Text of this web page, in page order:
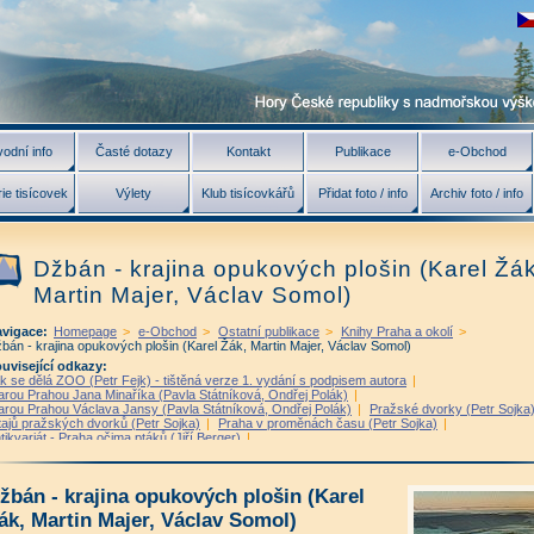
info Časté dotazy Kontakt Publikace e-Obchod
tisícovek Výlety Klub tisícovkářů Přidat foto / info Archiv foto / info
Džbán - krajina opukových plošin (Karel
Martin Majer, Václav Somol)
Homepage > e-Obchod > Ostatní publikace > Knihy Praha a okolí >
- krajina opukových plošin (Karel Žák, Martin Majer, Václav Somol)
odkazy:
se dělá ZOO (Petr Fejk) - tištěná verze 1. vydání s podpisem autora |
Prahou Jana Minaříka (Pavla Státníková, Ondřej Polák) |
Prahou Václava Jansy (Pavla Státníková, Ondřej Polák) | Pražské dvorky (Petr Sojka)
pražských dvorků (Petr Sojka) | Praha v proměnách času (Petr Sojka) |
- Praha očima ptáků (Jiří Berger) |
pražského ghetta (Josef Veselý, Dan Hrubý)|
(Martina Koukalová, Milan Kudyn, Eva Novotná)|Velká Praha Drobnovhledy (1922-
(Vladislav Dudák a kolektiv)
Pražské vilové čtvrti (Pavel Švec)
skalníci, kameníci a sochaři (Václav Rybařík)| Řemesla v pořádku (Martina
- krajina opukových plošin (Karel
Martin Majer, Václav Somol)